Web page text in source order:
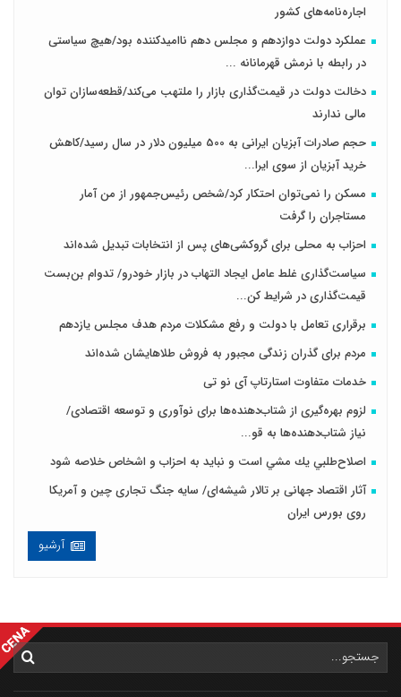
اجاره‌نامه‌های کشور
عملکرد دولت دوازدهم و مجلس دهم ناامیدکننده بود/هیچ سیاستی
در رابطه با نرمش قهرمانانه ...
دخالت دولت در قیمت‌گذاری بازار را ملتهب می‌کند/قطعه‌سازان توان
مالی ندارند
حجم صادرات آبزیان ایرانی به 500 میلیون دلار در سال رسید/کاهش
خرید آبزیان از سوی ایرا...
مسکن را نمی‌توان احتکار کرد/شخص رئیس‌جمهور از من آمار
مستاجران را گرفت
احزاب به محلی برای گروکشی‌های پس از انتخابات تبدیل شده‌اند
سیاست‌گذاری غلط عامل ایجاد التهاب در بازار خودرو/ تدوام بن‌بست
قیمت‌گذاری در شرایط کن...
برقراری تعامل با دولت و رفع مشکلات مردم هدف مجلس‌ یازدهم
مردم برای گذران زندگی مجبور به فروش طلاهایشان شده‌اند
خدمات متفاوت استارتاپ آی نو تی
لزوم بهره‌گیری از شتاب‌دهنده‌ها برای نوآوری و توسعه اقتصادی/
نیاز شتاب‌دهنده‌ها به قو...
اصلاح‌طلبي يك مشي است و نبايد به احزاب و اشخاص خلاصه شود
آثار اقتصاد جهانی بر تالار شیشه‌ای/ سایه جنگ تجاری چین و آمریکا
روی بورس ایران
آرشیو